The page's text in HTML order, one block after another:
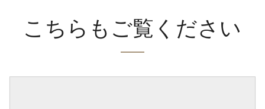
こちらもご覧ください